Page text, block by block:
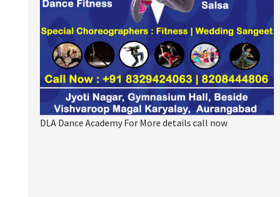
DLA Dance Academy For More details call now